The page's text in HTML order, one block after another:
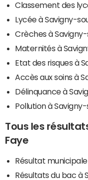
Classement des
Lycée à Savigny-
Crèches à
Maternités à
Etat des risques à
Accès aux soins à
Délinquance à
Pollution à
Tous les
Faye
Résultat
Résultats du bac à